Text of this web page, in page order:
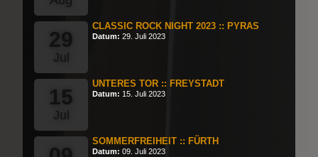
29
Jul
CLASSIC ROCK NIGHT 2023 :: PYRAS
Datum: 29. Juli 2023
15
Jul
UNTERES TOR :: FREYSTADT
Datum: 15. Juli 2023
SOMMERFREIHEIT :: FÜRTH
Datum: 09. Juli 2023